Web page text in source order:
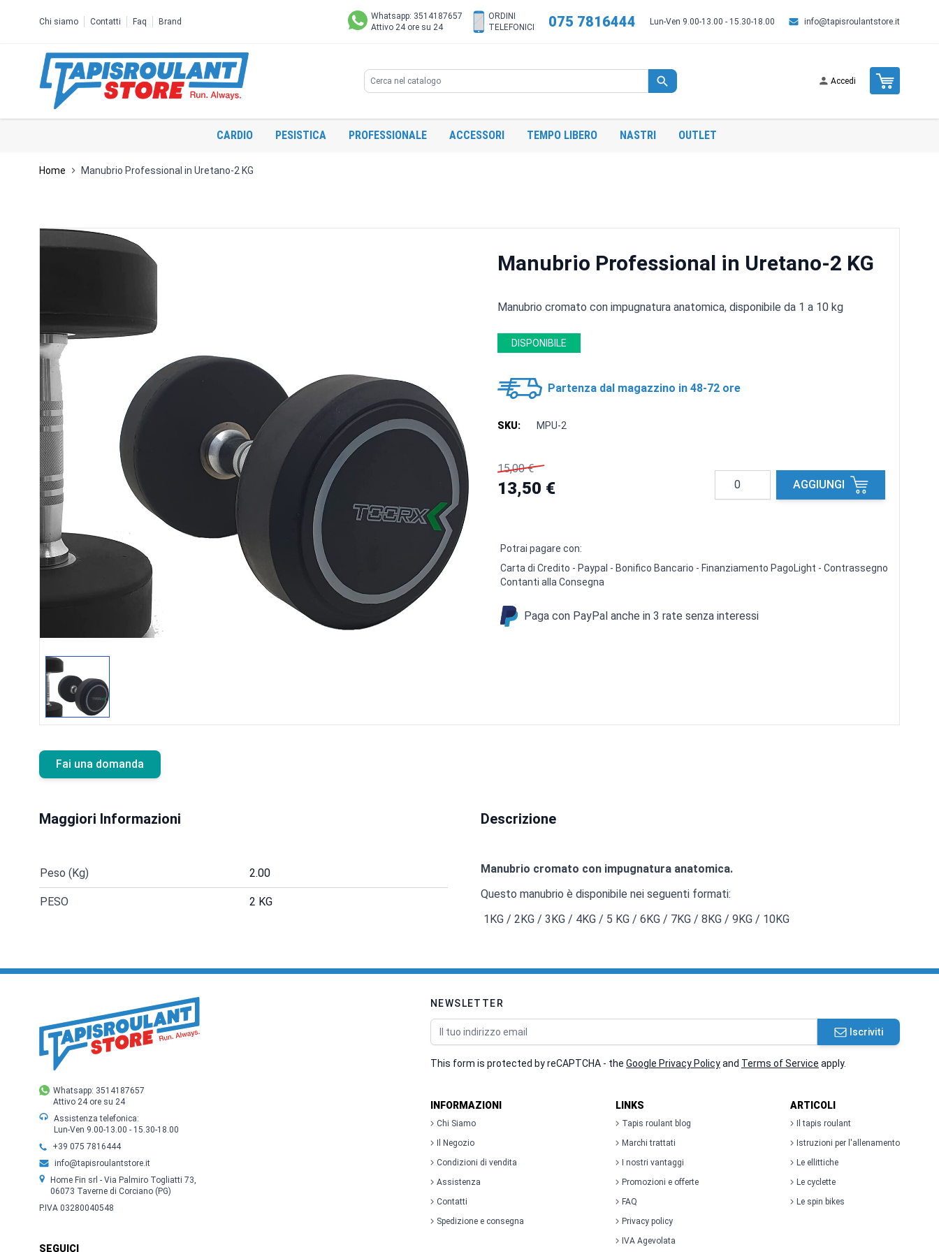
Chi siamo Contatti Faq Brand
Whatsapp: 3514187657
Attivo 24 ore su 24
ORDINI
TELEFONICI
075 7816444 Lun-Ven 9.00-13.00 - 15.30-18.00 info@tapisroulantstore.it
Accedi Cart
CARDIO PESISTICA PROFESSIONALE ACCESSORI TEMPO LIBERO NASTRI OUTLET
Home Manubrio Professional in Uretano-2 KG
Manubrio Professional in Uretano-2 KG
Manubrio cromato con impugnatura anatomica, disponibile da 1 a 10 kg
DISPONIBILE
Partenza dal magazzino in 48-72 ore
SKU: MPU-2
15,00 €
13,50 €
Quantità
AGGIUNGI
Potrai pagare con:
Carta di Credito - Paypal - Bonifico Bancario - Finanziamento PagoLight - Contrassegno
Contanti alla Consegna
Paga con PayPal anche in 3 rate senza interessi
Fai una domanda
Maggiori Informazioni
Peso (Kg) 2.00
PESO 2 KG
Descrizione
Manubrio cromato con impugnatura anatomica.
Questo manubrio è disponibile nei seguenti formati:
1KG / 2KG / 3KG / 4KG / 5 KG / 6KG / 7KG / 8KG / 9KG / 10KG
Whatsapp: 3514187657
Attivo 24 ore su 24
Assistenza telefonica:
Lun-Ven 9.00-13.00 - 15.30-18.00
+39 075 7816444
info@tapisroulantstore.it
Home Fin srl - Via Palmiro Togliatti 73,
06073 Taverne di Corciano (PG)
P.IVA 03280040548
SEGUICI
NEWSLETTER
Indirizzo email Iscriviti
This form is protected by reCAPTCHA - the Google Privacy Policyand Terms of Service apply.
INFORMAZIONI
Chi Siamo
Il Negozio
Condizioni di vendita
Assistenza
Contatti
Spedizione e consegna
LINKS
Tapis roulant blog
Marchi trattati
I nostri vantaggi
Promozioni e offerte
FAQ
Privacy policy
IVA Agevolata
ARTICOLI
Il tapis roulant
Istruzioni per l'allenamento
Le ellittiche
Le cyclette
Le spin bikes